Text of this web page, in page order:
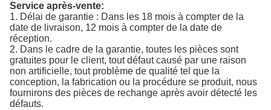
Service après-vente:
1. Délai de garantie : Dans les 18 mois à compter de la
date de livraison, 12 mois à compter de la date de
réception.
2. Dans le cadre de la garantie, toutes les pièces sont
gratuites pour le client, tout défaut causé par une raison
non artificielle, tout problème de qualité tel que la
conception, la fabrication ou la procédure se produit, nous
fournirons des pièces de rechange après avoir détecté les
défauts.